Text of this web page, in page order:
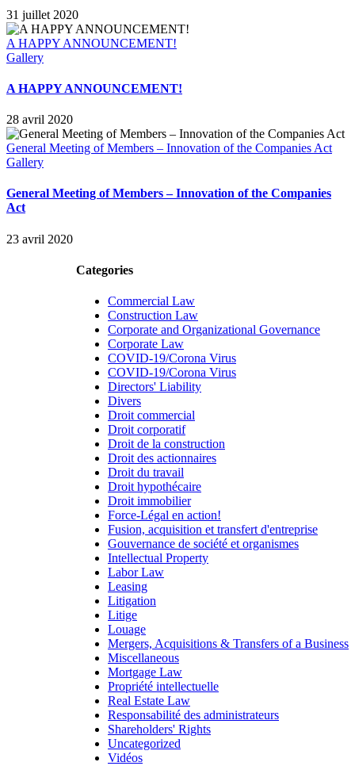
31 juillet 2020
A HAPPY ANNOUNCEMENT!
Gallery
A HAPPY ANNOUNCEMENT!
28 avril 2020
General Meeting of Members – Innovation of the Companies Act
Gallery
General Meeting of Members – Innovation of the Companies
Act
23 avril 2020
Categories
Commercial Law
Construction Law
Corporate and Organizational Governance
Corporate Law
COVID-19/Corona Virus
COVID-19/Corona Virus
Directors' Liability
Divers
Droit commercial
Droit corporatif
Droit de la construction
Droit des actionnaires
Droit du travail
Droit hypothécaire
Droit immobilier
Force-Légal en action!
Fusion, acquisition et transfert d'entreprise
Gouvernance de société et organismes
Intellectual Property
Labor Law
Leasing
Litigation
Litige
Louage
Mergers, Acquisitions & Transfers of a Business
Miscellaneous
Mortgage Law
Propriété intellectuelle
Real Estate Law
Responsabilité des administrateurs
Shareholders' Rights
Uncategorized
Vidéos